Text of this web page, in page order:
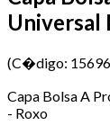
Universal
(C�digo:
Capa Bolsa A
- Roxo